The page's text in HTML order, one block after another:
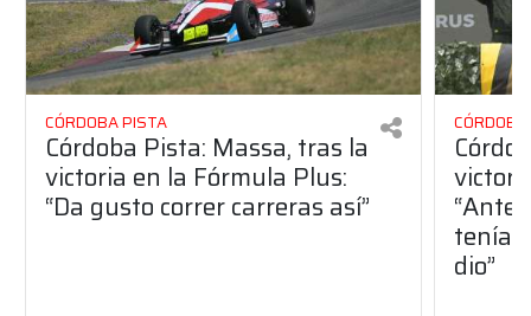
CÓRDOBA PISTA
Córdoba Pista: Massa, tras la
victoria en la Fórmula Plus:
“Da gusto correr carreras así”
dio”